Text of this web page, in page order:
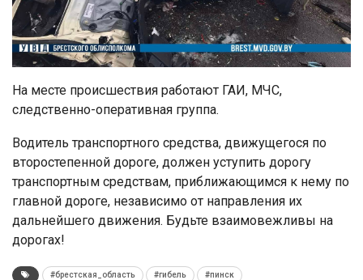
На месте происшествия работают ГАИ, МЧС,
следственно-оперативная группа.
Водитель транспортного средства, движущегося по
второстепенной дороге, должен уступить дорогу
транспортным средствам, приближающимся к нему по
главной дороге, независимо от направления их
дальнейшего движения. Будьте взаимовежливы на
дорогах!
#брестская_область #гибель #пинск